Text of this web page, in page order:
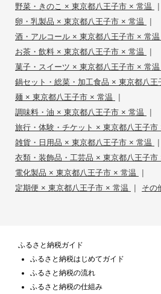
野菜・きのこ × 東京都八王子市 × 常温 |
卵・乳製品 × 東京都八王子市 × 常温 |
酒・アルコール × 東京都八王子市 × 常温
お茶・飲料 × 東京都八王子市 × 常温 |
菓子・スイーツ × 東京都八王子市 × 常温
鍋セット・総菜・加工食品 × 東京都八王
麺 × 東京都八王子市 × 常温 |
調味料・油 × 東京都八王子市 × 常温 |
旅行・体験・チケット × 東京都八王子市
雑貨・日用品 × 東京都八王子市 × 常温 |
衣類・装飾品・工芸品 × 東京都八王子市
電化製品 × 東京都八王子市 × 常温 |
定期便 × 東京都八王子市 × 常温 | その
ふるさと納税ガイド
ふるさと納税はじめてガイド
ふるさと納税の流れ
ふるさと納税の仕組み